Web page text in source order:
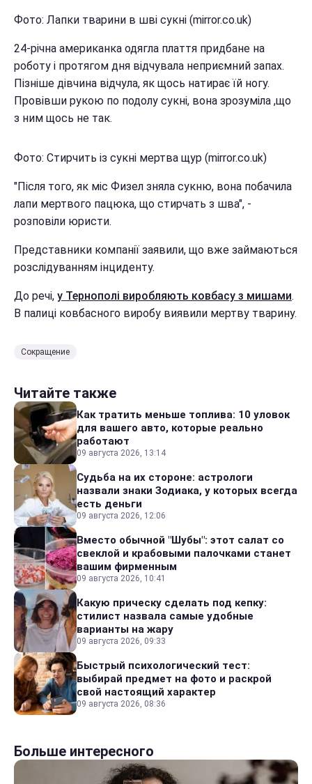
Фото: Лапки тварини в шві сукні (mirror.co.uk)
24-річна американка одягла плаття придбане на
роботу і протягом дня відчувала неприємний запах.
Пізніше дівчина відчула, як щось натирає їй ногу.
Провівши рукою по подолу сукні, вона зрозуміла ,що
з ним щось не так.
Фото: Стирчить із сукні мертва щур (mirror.co.uk)
"Після того, як міс Физел зняла сукню, вона побачила
лапи мертвого пацюка, що стирчать з шва", -
розповіли юристи.
Представники компанії заявили, що вже займаються
розслідуванням інциденту.
До речі, у Тернополі виробляють ковбасу з мишами.
В палиці ковбасного виробу виявили мертву тварину.
Сокращение
Читайте также
Как тратить меньше топлива: 10 уловок
для вашего авто, которые реально
работают
09 августа 2026, 13:14
Судьба на их стороне: астрологи
назвали знаки Зодиака, у которых всегда
есть деньги
09 августа 2026, 12:06
Вместо обычной "Шубы": этот салат со
свеклой и крабовыми палочками станет
вашим фирменным
09 августа 2026, 10:41
Какую прическу сделать под кепку:
стилист назвала самые удобные
варианты на жару
09 августа 2026, 09:33
Быстрый психологический тест:
выбирай предмет на фото и раскрой
свой настоящий характер
09 августа 2026, 08:36
Больше интересного